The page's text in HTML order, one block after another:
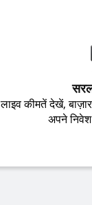
लाइव कीमतें देखें,
अपने